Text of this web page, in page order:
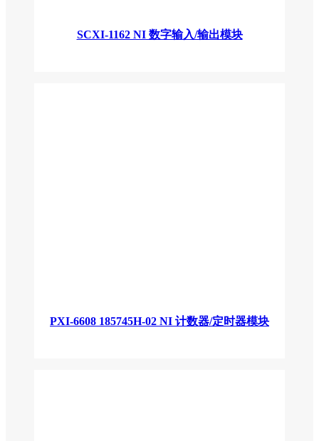
SCXI-1162 NI 数字输入/输出模块
PXI-6608 185745H-02 NI 计数器/定时器模块